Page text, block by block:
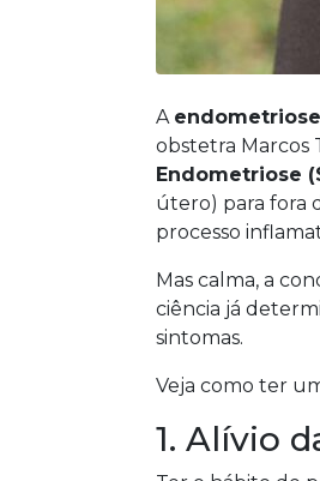
A endometriose
obstetra Marcos
Endometriose
útero) para fora
processo
Mas calma, a
ciência já
sintomas.
Veja como ter
1. Alívio